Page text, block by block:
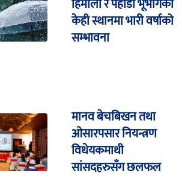
हिमाली र पहाडी भूभागका
केही स्थानमा भारी वर्षाको
सम्भावना
मानव बेचबिखन तथा
ओसारपसार नियन्त्रण
विधेयकमाथी
सांसदहरुसँग छलफल